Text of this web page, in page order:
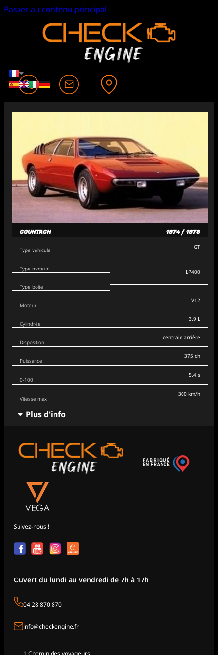
Passer au contenu principal
COUNTACH 1974 / 1978
Type véhicule
Type moteur
Type boite
GT
LP400
Moteur
Cylindrée
Disposition
V12
3.9 L
centrale arrière
Puissance
0-100
Vitesse max
375 ch
5.4 s
300 km/h
Plus d'info
Suivez-nous !
Ouvert du lundi au vendredi de 7h à 17h
04 28 870 870
info@checkengine.fr
1 Chemin des voyageurs